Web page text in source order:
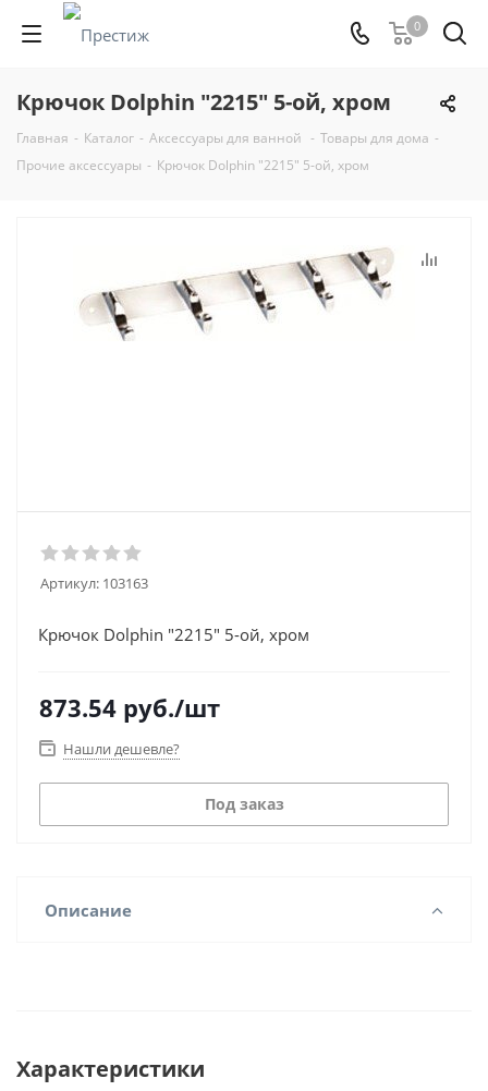
0
Крючок Dolphin "2215" 5-ой, хром
Главная - Каталог - Аксессуары для ванной - Товары для дома -
Прочие аксессуары - Крючок Dolphin "2215" 5-ой, хром
Артикул: 103163
Крючок Dolphin "2215" 5-ой, хром
873.54 руб./шт
Нашли дешевле?
Под заказ
Описание
Характеристики